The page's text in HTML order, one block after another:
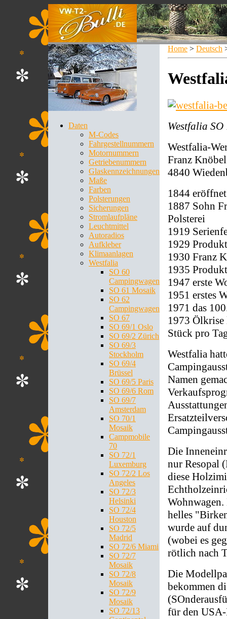
Daten
M-Codes
Fahrgestellnummern
Motornummern
Getriebenummern
Glaskennzeichnungen
Maße
Farben
Polsterungen
Sicherungen
Stromlaufpläne
Leuchtmittel
Autoradios
Aufkleber
Klimaanlagen
Westfalia
SO 60
Campingwagen
SO 61 Mosaik
SO 62
Campingwagen
SO 67
SO 69/1 Oslo
SO 69/2 Zürich
SO 69/3
Stockholm
SO 69/4
Brüssel
SO 69/5 Paris
SO 69/6 Rom
SO 69/7
Amsterdam
SO 70/1
Mosaik
Campmobile
70
SO 72/1
Luxemburg
SO 72/2 Los
Angeles
SO 72/3
Helsinki
SO 72/4
Houston
SO 72/5
Madrid
SO 72/6 Miami
SO 72/7
Mosaik
SO 72/8
Mosaik
SO 72/9
Mosaik
SO 72/13
Home > Deutsch
Westfalia
Westfalia-
Franz
4840
1844
1887 Sohn
Polsterei
1919
1929
1930 Franz
1935
1947 erste
1951 erstes
1971 das
1973
Stück pro
Westfalia
Namen
Die
nur Resopal
diese
Wohnwagen.
helles
wurde auf
(wobei es
rötlich nach
Die
bekommen
für den